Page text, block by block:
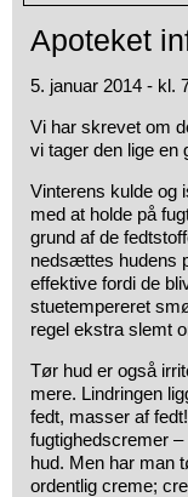
Apoteket
5. januar 2014 - kl.
Vi har skrevet om
vi tager den lige en
Vinterens kulde og
med at holde på
grund af de
nedsættes hudens
effektive fordi de
stuetempereret
regel ekstra slemt
Tør hud er også
mere. Lindringen
fedt, masser af
fugtighedscremer
hud. Men har man
ordentlig creme;